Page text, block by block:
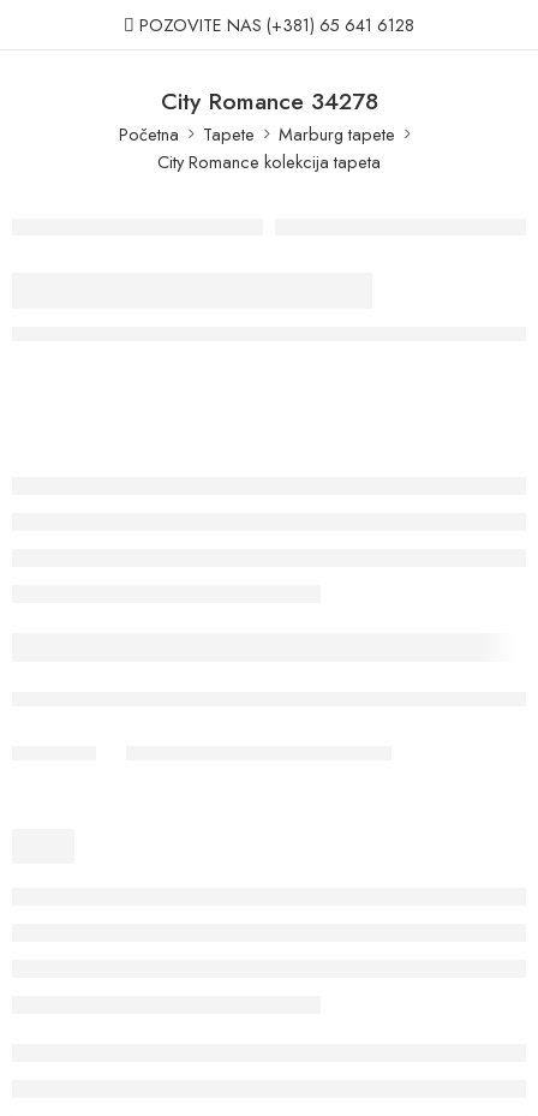
POZOVITE NAS (+381) 65 641 6128
City Romance 34278
Početna Tapete
Marburg tapete
City Romance kolekcija tapeta